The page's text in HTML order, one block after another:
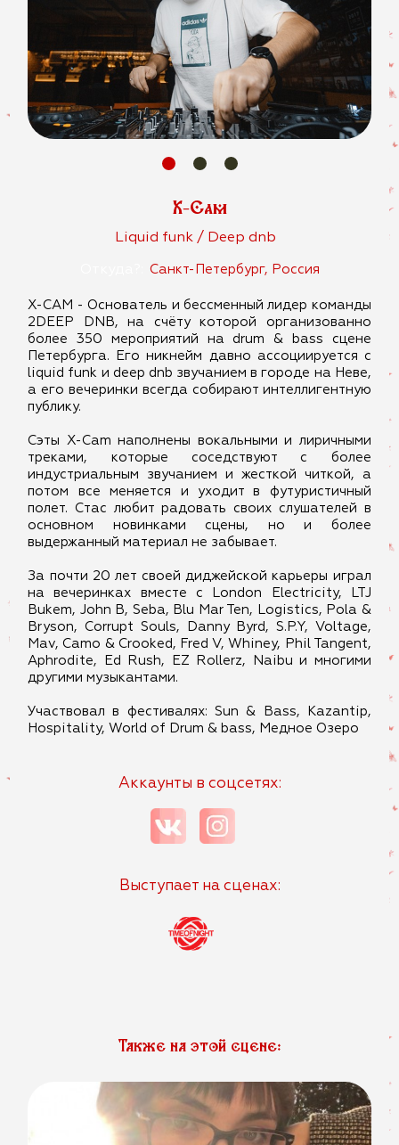
X-Cam
Liquid funk / Deep dnb
Санкт-Петербург, Россия
X-CAM - Основатель и бессменный лидер команды
2DEEP DNB, на счёту которой организованно
более 350 мероприятий на drum & bass сцене
Петербурга. Его никнейм давно ассоциируется с
liquid funk и deep dnb звучанием в городе на Неве,
а его вечеринки всегда собирают интеллигентную
публику.
Сэты X-Cam наполнены вокальными и лиричными
треками, которые соседствуют с более
индустриальным звучанием и жесткой читкой, а
потом все меняется и уходит в футуристичный
полет. Стас любит радовать своих слушателей в
основном новинками сцены, но и более
выдержанный материал не забывает.
За почти 20 лет своей диджейской карьеры играл
на вечеринках вместе с London Electricity, LTJ
Bukem, John B, Seba, Blu Mar Ten, Logistics, Pola &
Bryson, Corrupt Souls, Danny Byrd, S.P.Y, Voltage,
Mav, Camo & Crooked, Fred V, Whiney, Phil Tangent,
Aphrodite, Ed Rush, EZ Rollerz, Naibu и многими
другими музыкантами.
Участвовал в фестивалях: Sun & Bass, Kazantip,
Hospitality, World of Drum & bass, Медное Озеро
Аккаунты в соцсетях:
Выступает на сценах:
Также на этой сцене: